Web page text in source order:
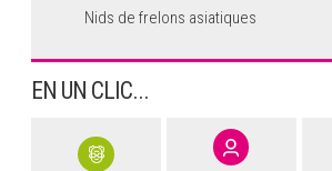
Nids de frelons asiatiques
EN UN CLIC...